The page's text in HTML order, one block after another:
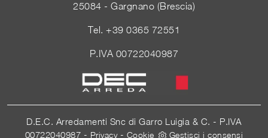
25084 - Gargnano (Brescia)
Tel.+39 0365 72551
P.IVA 00722040987
D.E.C. Arredamenti Snc di Garro Luigia & C. - P.IVA
00722040987 - Privacy- Cookie Gestisci i consensi